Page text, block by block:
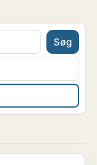
Søg
Produk...